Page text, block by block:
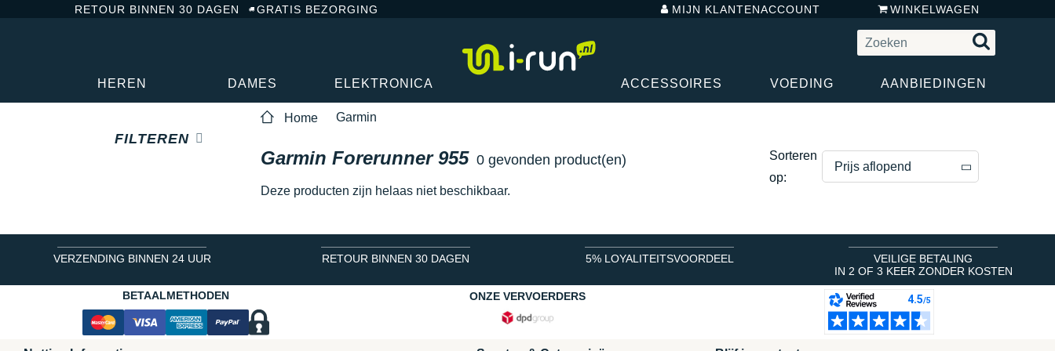
RETOUR BINNEN 30 DAGEN GRATIS BEZORGING MIJN KLANTENACCOUNT WINKELWAGEN
HEREN DAMES ELEKTRONICA ACCESSOIRES VOEDING AANBIEDINGEN
Home Garmin
FILTEREN
Garmin Forerunner 955 0 gevonden product(en)
Deze producten zijn helaas niet beschikbaar.
Sorteren
op:
Prijs aflopend
Prijs oplopend
VERZENDING BINNEN 24 UUR RETOUR BINNEN 30 DAGEN 5% LOYALITEITSVOORDEEL
VEILIGE BETALING
IN 2 OF 3 KEER ZONDER KOSTEN
BETAALMETHODEN
ONZE VERVOERDERS